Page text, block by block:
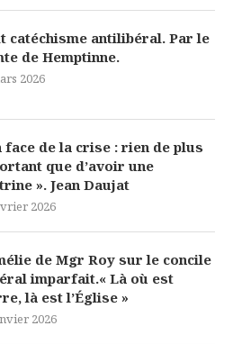
catéchisme antilibéral. Par le
de Hemptinne.
2026
face de la crise : rien de plus
que d’avoir une
». Jean Daujat
2026
de Mgr Roy sur le concile
imparfait.« Là où est
là est l’Église »
2026